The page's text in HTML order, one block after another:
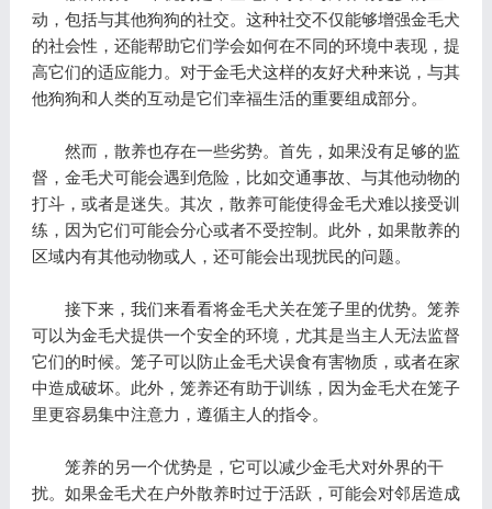
动，包括与其他狗狗的社交。这种社交不仅能够增强金毛犬
的社会性，还能帮助它们学会如何在不同的环境中表现，提
高它们的适应能力。对于金毛犬这样的友好犬种来说，与其
他狗狗和人类的互动是它们幸福生活的重要组成部分。
然而，散养也存在一些劣势。首先，如果没有足够的监
督，金毛犬可能会遇到危险，比如交通事故、与其他动物的
打斗，或者是迷失。其次，散养可能使得金毛犬难以接受训
练，因为它们可能会分心或者不受控制。此外，如果散养的
区域内有其他动物或人，还可能会出现扰民的问题。
接下来，我们来看看将金毛犬关在笼子里的优势。笼养
可以为金毛犬提供一个安全的环境，尤其是当主人无法监督
它们的时候。笼子可以防止金毛犬误食有害物质，或者在家
中造成破坏。此外，笼养还有助于训练，因为金毛犬在笼子
里更容易集中注意力，遵循主人的指令。
笼养的另一个优势是，它可以减少金毛犬对外界的干
扰。如果金毛犬在户外散养时过于活跃，可能会对邻居造成